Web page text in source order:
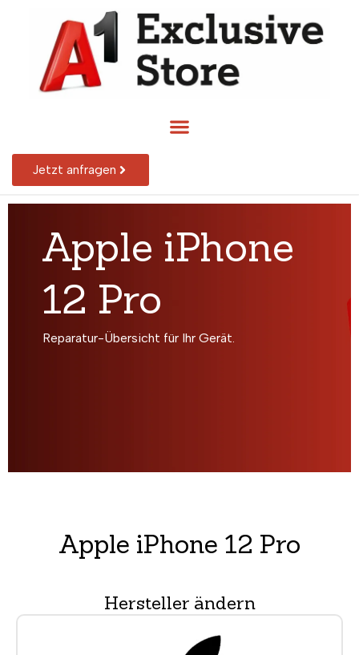
Jetzt anfragen
Apple iPhone
12 Pro
Reparatur-Übersicht für Ihr Gerät.
Apple iPhone 12 Pro
Hersteller ändern